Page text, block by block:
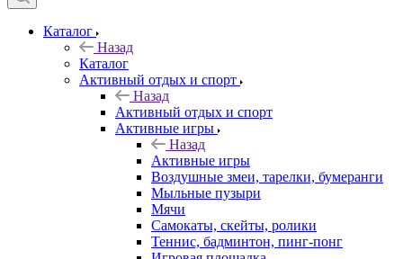
Каталог
Назад
Каталог
Активный отдых и спорт
Назад
Активный отдых и спорт
Активные игры
Назад
Активные игры
Воздушные змеи, тарелки, бумеранги
Мыльные пузыри
Мячи
Самокаты, скейты, ролики
Теннис, бадминтон, пинг-понг